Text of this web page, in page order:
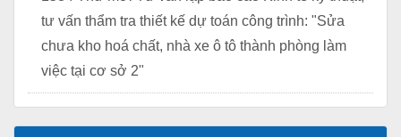
tư vấn thẩm tra thiết kế dự toán công trình: "Sửa
chưa kho hoá chất, nhà xe ô tô thành phòng làm
việc tại cơ sở 2"